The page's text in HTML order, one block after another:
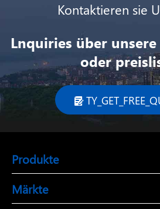
Kontaktieren sie
Lnquiries über
oder

Produkte
Märkte